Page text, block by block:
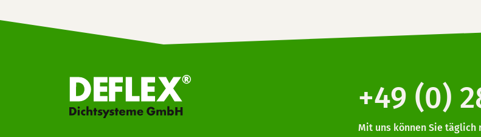
+49 (0)
Mit uns können Sie täglich